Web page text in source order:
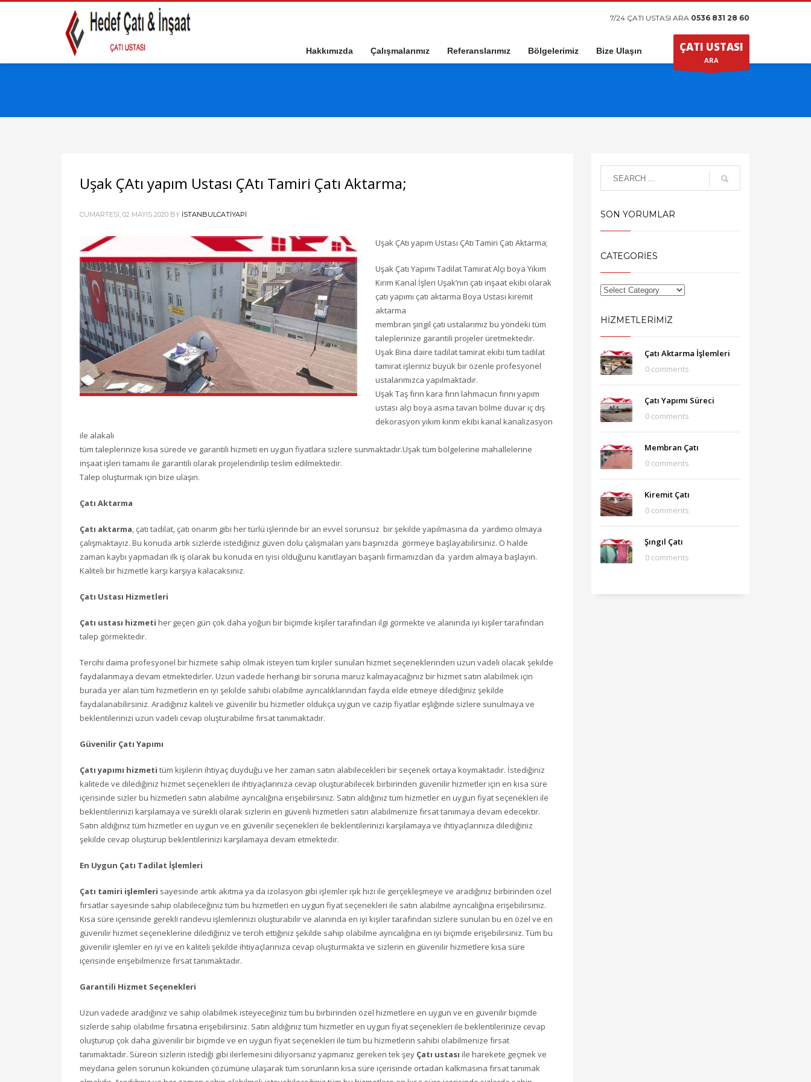
7/24 ÇATI USTASI ARA 0536 831 28 60
Hakkımızda Çalışmalarımız Referanslarımız Bölgelerimiz Bize Ulaşın ÇATI USTASI
ARA
Uşak ÇAtı yapım Ustası ÇAtı Tamiri Çatı Aktarma;
CUMARTESI, 02 MAYIS 2020 BY ISTANBULCATIYAPI
Uşak ÇAtı yapım Ustası ÇAtı Tamiri Çatı Aktarma;
Uşak Çatı Yapımı Tadilat Tamirat Alçı boya Yıkım
Kırım Kanal İşleri Uşak’nın çatı inşaat ekibi olarak
çatı yapımı çatı aktarma Boya Ustası kiremit
aktarma
membran şıngıl çatı ustalarımız bu yöndeki tüm
taleplerinize garantili projeler üretmektedir.
Uşak Bina daire tadilat tamirat ekibi tüm tadilat
tamirat işleriniz büyük bir özenle profesyonel
ustalarımızca yapılmaktadır.
Uşak Taş fırın kara fırın lahmacun fırını yapım
ustası alçı boya asma tavan bölme duvar iç dış
dekorasyon yıkım kırım ekibi kanal kanalizasyon
ile alakalı
tüm taleplerinize kısa sürede ve garantili hizmeti en uygun fiyatlara sizlere sunmaktadır.Uşak tüm bölgelerine mahallelerine
inşaat işleri tamamı ile garantili olarak projelendirilip teslim edilmektedir.
Talep oluşturmak için bize ulaşın.
Çatı Aktarma
Çatı aktarma, çatı tadilat, çatı onarım gibi her türlü işlerinde bir an evvel sorunsuz bir şekilde yapılmasına da yardımcı olmaya
çalışmaktayız. Bu konuda artık sizlerde istediğiniz güven dolu çalışmaları yanı başınızda görmeye başlayabilirsiniz. O halde
zaman kaybı yapmadan ilk iş olarak bu konuda en iyisi olduğunu kanıtlayan başarılı firmamızdan da yardım almaya başlayın.
Kaliteli bir hizmetle karşı karşıya kalacaksınız.
Çatı Ustası Hizmetleri
Çatı ustası hizmeti her geçen gün çok daha yoğun bir biçimde kişiler tarafından ilgi görmekte ve alanında iyi kişiler tarafından
talep görmektedir.
Tercihi daima profesyonel bir hizmete sahip olmak isteyen tüm kişiler sunulan hizmet seçeneklerinden uzun vadeli olacak şekilde
faydalanmaya devam etmektedirler. Uzun vadede herhangi bir soruna maruz kalmayacağınız bir hizmet satın alabilmek için
burada yer alan tüm hizmetlerin en iyi şekilde sahibi olabilme ayrıcalıklarından fayda elde etmeye dilediğiniz şekilde
faydalanabilirsiniz. Aradığınız kaliteli ve güvenilir bu hizmetler oldukça uygun ve cazip fiyatlar eşliğinde sizlere sunulmaya ve
beklentilerinizi uzun vadeli cevap oluşturabilme fırsat tanımaktadır.
Güvenilir Çatı Yapımı
Çatı yapımı hizmeti tüm kişilerin ihtiyaç duyduğu ve her zaman satın alabilecekleri bir seçenek ortaya koymaktadır. İstediğiniz
kalitede ve dilediğiniz hizmet seçenekleri ile ihtiyaçlarınıza cevap oluşturabilecek birbirinden güvenilir hizmetler için en kısa süre
içerisinde sizler bu hizmetleri satın alabilme ayrıcalığına erişebilirsiniz. Satın aldığınız tüm hizmetler en uygun fiyat seçenekleri ile
beklentilerinizi karşılamaya ve sürekli olarak sizlerin en güvenli hizmetleri satın alabilmenize fırsat tanımaya devam edecektir.
Satın aldığınız tüm hizmetler en uygun ve en güvenilir seçenekleri ile beklentilerinizi karşılamaya ve ihtiyaçlarınıza dilediğiniz
şekilde cevap oluşturup beklentilerinizi karşılamaya devam etmektedir.
En Uygun Çatı Tadilat İşlemleri
Çatı tamiri işlemleri sayesinde artık akıtma ya da izolasyon gibi işlemler ışık hızı ile gerçekleşmeye ve aradığınız birbirinden özel
fırsatlar sayesinde sahip olabileceğiniz tüm bu hizmetleri en uygun fiyat seçenekleri ile satın alabilme ayrıcalığına erişebilirsiniz.
Kısa süre içerisinde gerekli randevu işlemlerinizi oluşturabilir ve alanında en iyi kişiler tarafından sizlere sunulan bu en özel ve en
güvenilir hizmet seçeneklerine dilediğiniz ve tercih ettiğiniz şekilde sahip olabilme ayrıcalığına en iyi biçimde erişebilirsiniz. Tüm bu
güvenilir işlemler en iyi ve en kaliteli şekilde ihtiyaçlarınıza cevap oluşturmakta ve sizlerin en güvenilir hizmetlere kısa süre
içerisinde erişebilmenize fırsat tanımaktadır.
Garantili Hizmet Seçenekleri
Uzun vadede aradığınız ve sahip olabilmek isteyeceğiniz tüm bu birbirinden özel hizmetlere en uygun ve en güvenilir biçimde
sizlerde sahip olabilme fırsatına erişebilirsiniz. Satın aldığınız tüm hizmetler en uygun fiyat seçenekleri ile beklentilerinize cevap
oluşturup çok daha güvenilir bir biçimde ve en uygun fiyat seçenekleri ile tüm bu hizmetlerin sahibi olabilmenize fırsat
tanımaktadır. Sürecin sizlerin istediği gibi ilerlemesini diliyorsanız yapmanız gereken tek şey Çatı ustası ile harekete geçmek ve
meydana gelen sorunun kökünden çözümüne ulaşarak tüm sorunların kısa süre içerisinde ortadan kalkmasına fırsat tanımak
SON YORUMLAR
CATEGORIES
HIZMETLERIMIZ
Çatı Aktarma İşlemleri
0 comments
Çatı Yapımı Süreci
0 comments
Membran Çatı
0 comments
Kiremit Çatı
0 comments
Şıngıl Çatı
0 comments